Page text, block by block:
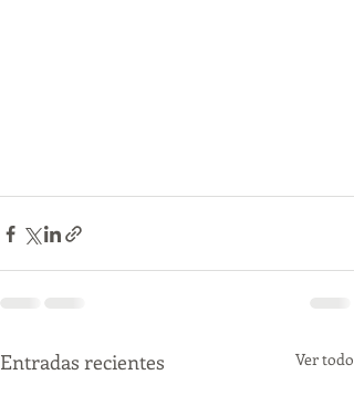
Entradas recientes Ver todo